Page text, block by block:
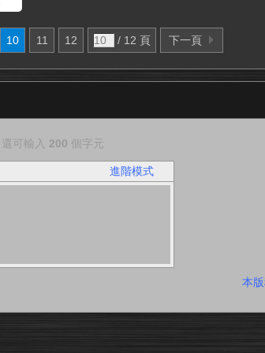
10 11 12 / 12 頁 下一頁
還可輸入 200 個字元
進階模式
本